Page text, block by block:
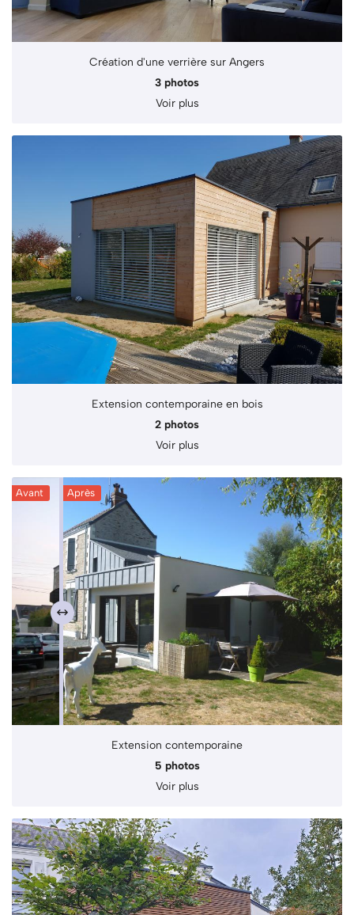
RÉALISATIONS
Une question
02 41 79 01 01
Rejoignez-
Création d'une verrière sur Angers
3 photos
Voir plus
Extension contemporaine en bois
2 photos
Voir plus
Avant Après
Extension contemporaine
5 photos
Voir plus